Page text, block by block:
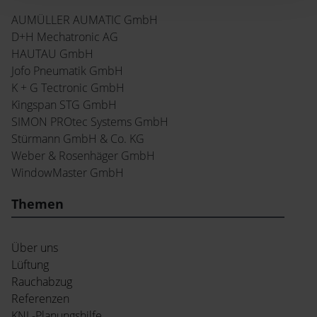
AUMÜLLER AUMATIC GmbH
D+H Mechatronic AG
HAUTAU GmbH
Jofo Pneumatik GmbH
K + G Tectronic GmbH
Kingspan STG GmbH
SIMON PROtec Systems GmbH
Stürmann GmbH & Co. KG
Weber & Rosenhäger GmbH
WindowMaster GmbH
Themen
Über uns
Lüftung
Rauchabzug
Referenzen